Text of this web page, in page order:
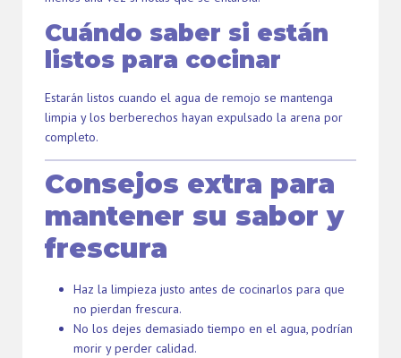
Cuándo saber si están
listos para cocinar
Estarán listos cuando el agua de remojo se mantenga
limpia y los berberechos hayan expulsado la arena por
completo.
Consejos extra para
mantener su sabor y
frescura
Haz la limpieza justo antes de cocinarlos para que
no pierdan frescura.
No los dejes demasiado tiempo en el agua, podrían
morir y perder calidad.